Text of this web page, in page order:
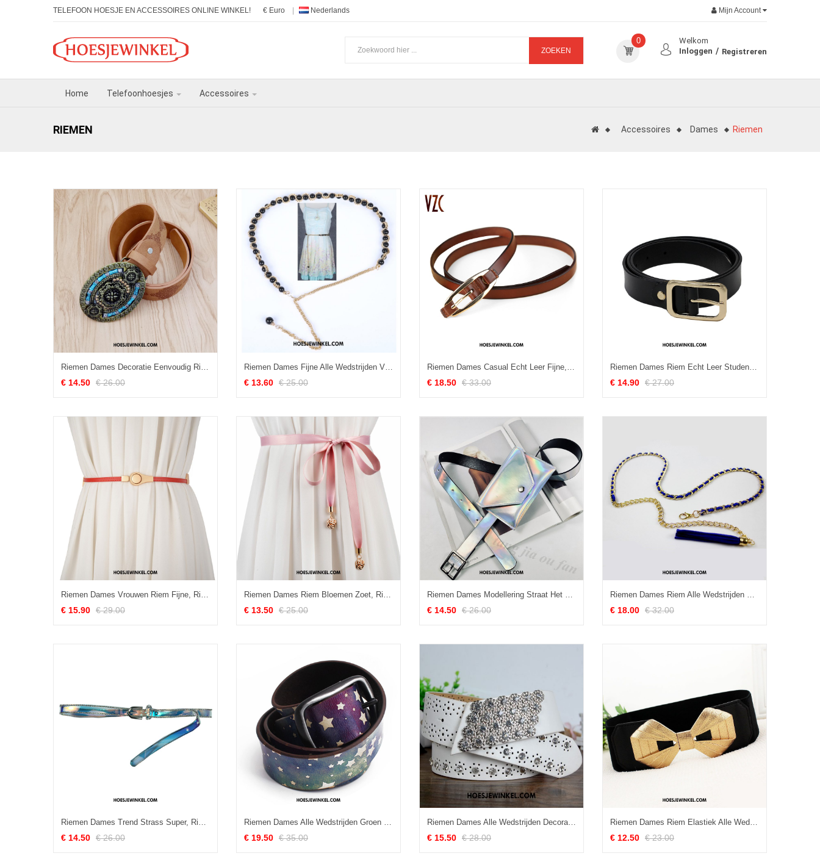
TELEFOON HOESJE EN ACCESSOIRES ONLINE WINKEL! € Euro Nederlands Mijn Account
ZOEKEN
Welkom
Inloggen
Registreren
0
Home Telefoonhoesjes Accessoires
RIEMEN Accessoires Dames Riemen
Riemen Dames Decoratie Eenvoudig Riem, Riemen Europa Alle Wedstrijden
€ 14.50 € 26.00
Riemen Dames Fijne Alle Wedstrijden Vrouwen, Riemen Metaal Accessoires
€ 13.60 € 25.00
Riemen Dames Casual Echt Leer Fijne, Riemen Vintage Vrouwen
€ 18.50 € 33.00
Riemen Dames Riem Echt Leer Student, Riemen Decoratie Casual
€ 14.90 € 27.00
Riemen Dames Vrouwen Riem Fijne, Riemen Decoratie Alle Wedstrijden
€ 15.90 € 29.00
Riemen Dames Riem Bloemen Zoet, Riemen Decoratie Eenvoudig
€ 13.50 € 25.00
Riemen Dames Modellering Straat Het Schieten Riem, Riemen Trend Mini Schwarz
€ 14.50 € 26.00
Riemen Dames Riem Alle Wedstrijden Vrouwen, Riemen Verlengen Decoratie
€ 18.00 € 32.00
Riemen Dames Trend Strass Super, Riemen Luxe Decoratie
€ 14.50 € 26.00
Riemen Dames Alle Wedstrijden Groen Europa, Riemen Riem Vrouwen
€ 19.50 € 35.00
Riemen Dames Alle Wedstrijden Decoratie Vrouwen, Riemen Kant Strass Weiß
€ 15.50 € 28.00
Riemen Dames Riem Elastiek Alle Wedstrijden, Riemen Vrouwen Decoratie Schwarz
€ 12.50 € 23.00